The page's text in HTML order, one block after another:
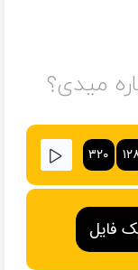
میدی؟
۳۲۰
فایل